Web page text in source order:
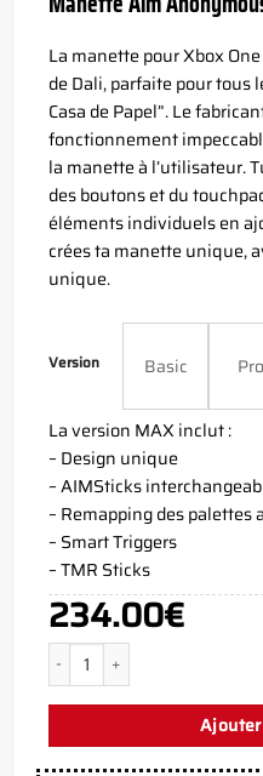
La manette pour Xbox
de Dali, parfaite pour tous
Casa de Papel”. Le
fonctionnement
la manette à l’utilisateur.
des boutons et du
éléments individuels en
crées ta manette unique,
unique.
Version Basic Pro
La version MAX inclut :
– Design unique
– AIMSticks
– Remapping des palettes
– Smart Triggers
– TMR Sticks
234.00€
quantité de Manette Aim